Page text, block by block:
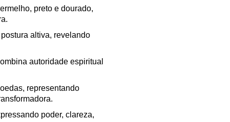
preto e dourado,
altiva, revelando
autoridade espiritual
representando
poder, clareza,